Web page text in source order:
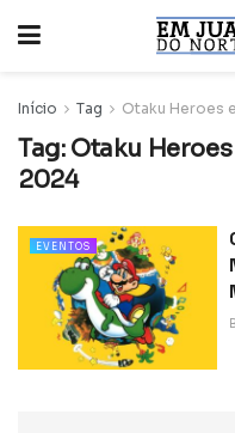
Início Tag Otaku Heroes
Tag: Otaku
2024
EVENTOS